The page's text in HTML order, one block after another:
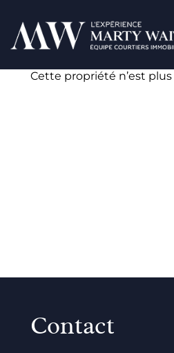
Cette propriété n’est
Contact